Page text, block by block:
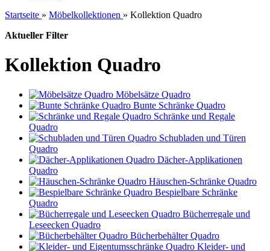
Startseite » Möbelkollektionen » Kollektion Quadro
Aktueller Filter
Kollektion Quadro
Möbelsätze Quadro
Bunte Schränke Quadro
Schränke und Regale
Quadro
Schubladen und Türen
Quadro
Dächer-Applikationen
Quadro
Häuschen-Schränke Quadro
Bespielbare Schränke
Quadro
Bücherregale und
Leseecken Quadro
Bücherbehälter Quadro
Kleider- und